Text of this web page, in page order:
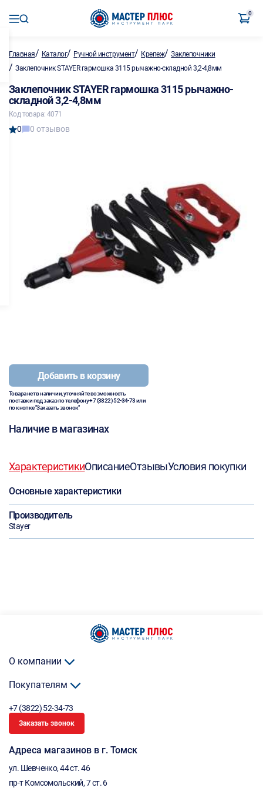
0
Главная/ Каталог/ Ручной инструмент/ Крепеж/Заклепочники
/ Заклепочник STAYER гармошка 3115 рычажно-складной 3,2-4,8мм
Заклепочник STAYER гармошка 3115 рычажно-
складной 3,2-4,8мм
Код товара: 4071
0 0 отзывов
Добавить в корзину
Товара нет в наличии, уточняйте возможность
поставки под заказ по телефону+7 (3822) 52-34-73или
по кнопке "Заказать звонок"
Наличие в магазинах
ХарактеристикиОписаниеОтзывыУсловия покупки
Основные характеристики
Производитель
Stayer
О компании
Покупателям
+7 (3822) 52-34-73
Заказать звонок
Адреса магазинов в г. Томск
ул. Шевченко, 44 ст. 46
пр-т Комсомольский, 7 ст. 6